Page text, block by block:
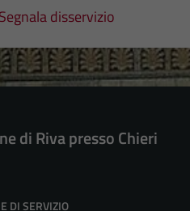
disservizio
di Riva presso Chieri
DI SERVIZIO